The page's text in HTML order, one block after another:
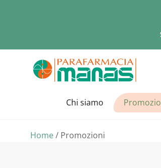
La
Chi siamo
Home/ Promozioni